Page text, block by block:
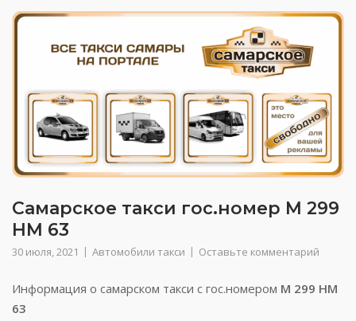
Самарское такси гос.номер М 299
НМ 63
30 июля, 2021 Автомобили такси Оставьте комментарий
Информация о самарском такси с гос.номером М 299 НМ
63